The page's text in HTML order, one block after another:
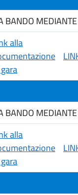
BANDO
alla
BANDO
alla